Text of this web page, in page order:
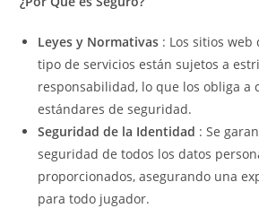
Leyes y Normativas : Los sitios web
tipo de servicios están sujetos a
responsabilidad, lo que los obliga a
estándares de seguridad.
Seguridad de la Identidad : Se
seguridad de todos los datos
proporcionados, asegurando una
para todo jugador.